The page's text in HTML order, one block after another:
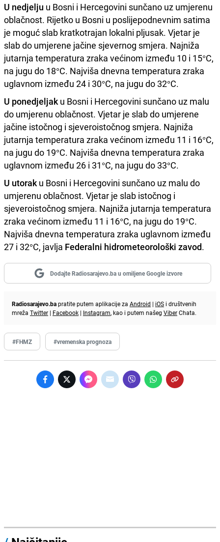
U nedjelju u Bosni i Hercegovini sunčano uz umjerenu
oblačnost. Rijetko u Bosni u poslijepodnevnim satima
je moguć slab kratkotrajan lokalni pljusak. Vjetar je
slab do umjerene jačine sjevernog smjera. Najniža
jutarnja temperatura zraka većinom između 10 i 15°C,
na jugu do 18°C. Najviša dnevna temperatura zraka
uglavnom između 24 i 30°C, na jugu do 32°C.
U ponedjeljak u Bosni i Hercegovini sunčano uz malu
do umjerenu oblačnost. Vjetar je slab do umjerene
jačine istočnog i sjeveroistočnog smjera. Najniža
jutarnja temperatura zraka većinom između 11 i 16°C,
na jugu do 19°C. Najviša dnevna temperatura zraka
uglavnom između 26 i 31°C, na jugu do 33°C.
U utorak u Bosni i Hercegovini sunčano uz malu do
umjerenu oblačnost. Vjetar je slab istočnog i
sjeveroistočnog smjera. Najniža jutarnja temperatura
zraka većinom između 11 i 16°C, na jugu do 19°C.
Najviša dnevna temperatura zraka uglavnom između
27 i 32°C, javlja Federalni hidrometeorološki zavod.
Dodajte Radiosarajevo.ba u omiljene Google izvore
Radiosarajevo.bapratite putem aplikacije za Android | iOS i društvenih
mreža Twitter | Facebook | Instagram, kao i putem našeg ViberChata.
#FHMZ #vremenska prognoza